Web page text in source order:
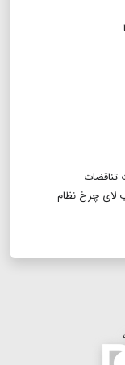
تناقضات
لای چرخ نظام